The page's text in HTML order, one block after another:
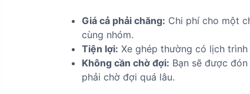
Giá cả phải chăng: Chi phí cho một
cùng nhóm.
Tiện lợi: Xe ghép thường có lịch
Không cần chờ đợi: Bạn sẽ được
phải chờ đợi quá lâu.